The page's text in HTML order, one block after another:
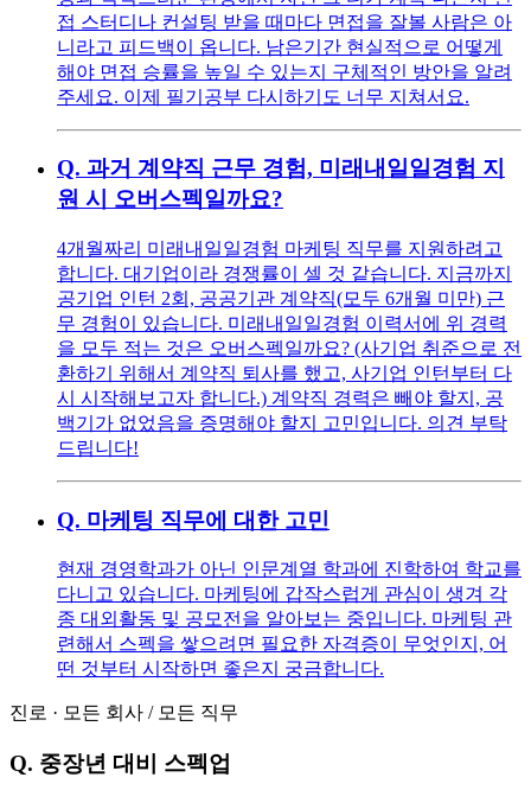
접 스터디나 컨설팅 받을 때마다 면접을 잘볼 사람은 아
니라고 피드백이 옵니다. 남은기간 현실적으로 어떻게
해야 면접 승률을 높일 수 있는지 구체적인 방안을 알려
주세요. 이제 필기공부 다시하기도 너무 지쳐서요.
Q. 과거 계약직 근무 경험, 미래내일일경험 지
원 시 오버스펙일까요?
4개월짜리 미래내일일경험 마케팅 직무를 지원하려고
합니다. 대기업이라 경쟁률이 셀 것 같습니다. 지금까지
공기업 인턴 2회, 공공기관 계약직(모두 6개월 미만) 근
무 경험이 있습니다. 미래내일일경험 이력서에 위 경력
을 모두 적는 것은 오버스펙일까요? (사기업 취준으로 전
환하기 위해서 계약직 퇴사를 했고, 사기업 인턴부터 다
시 시작해보고자 합니다.) 계약직 경력은 빼야 할지, 공
백기가 없었음을 증명해야 할지 고민입니다. 의견 부탁
드립니다!
Q. 마케팅 직무에 대한 고민
현재 경영학과가 아닌 인문계열 학과에 진학하여 학교를
다니고 있습니다. 마케팅에 갑작스럽게 관심이 생겨 각
종 대외활동 및 공모전을 알아보는 중입니다. 마케팅 관
련해서 스펙을 쌓으려면 필요한 자격증이 무엇인지, 어
떤 것부터 시작하면 좋은지 궁금합니다.
진로 · 모든 회사 / 모든 직무
Q. 중장년 대비 스펙업